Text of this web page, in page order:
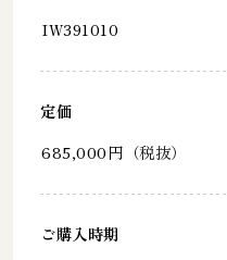
IW391010
定価
685,000円（税抜）
ご購入時期